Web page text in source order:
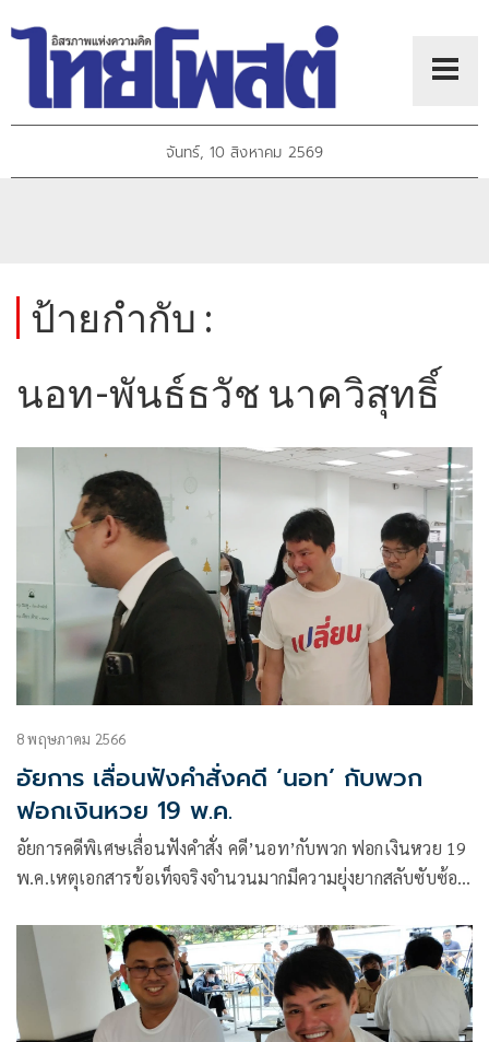
จันทร์, 10 สิงหาคม 2569
ป้ายกำกับ :
นอท-พันธ์ธวัช นาควิสุทธิ์
8 พฤษภาคม 2566
อัยการ เลื่อนฟังคำสั่งคดี ‘นอท’ กับพวก
ฟอกเงินหวย 19 พ.ค.
อัยการคดีพิเศษเลื่อนฟังคำสั่ง คดี’นอท’กับพวก ฟอกเงินหวย 19
พ.ค.เหตุเอกสารข้อเท็จจริงจำนวนมากมีความยุ่งยากสลับซับซ้อน